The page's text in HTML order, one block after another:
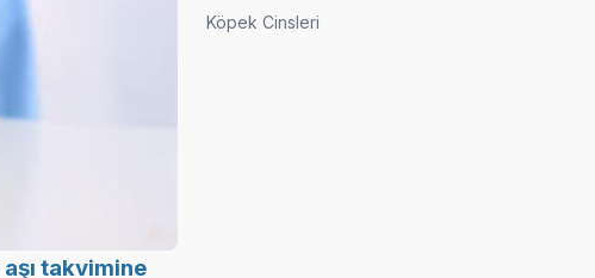
aşı takvimine
Köpek Cinsleri